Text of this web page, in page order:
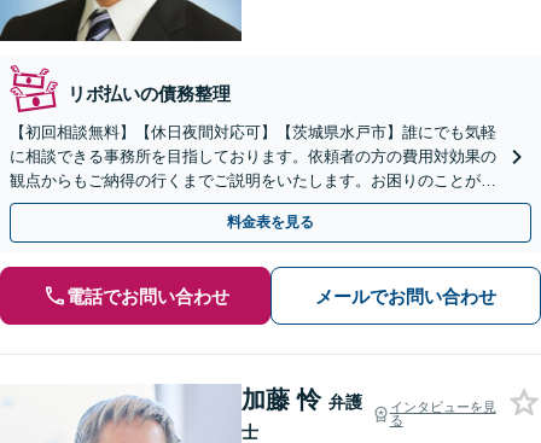
リボ払いの債務整理
【初回相談無料】【休日夜間対応可】【茨城県水戸市】誰にでも気軽
に相談できる事務所を目指しております。依頼者の方の費用対効果の
観点からもご納得の行くまでご説明をいたします。お困りのことがご
ざいましたらお気軽にご相談ください。
料金表を見る
電話でお問い合わせ メールでお問い合わせ
加藤 怜 弁護
士
インタビューを見
る